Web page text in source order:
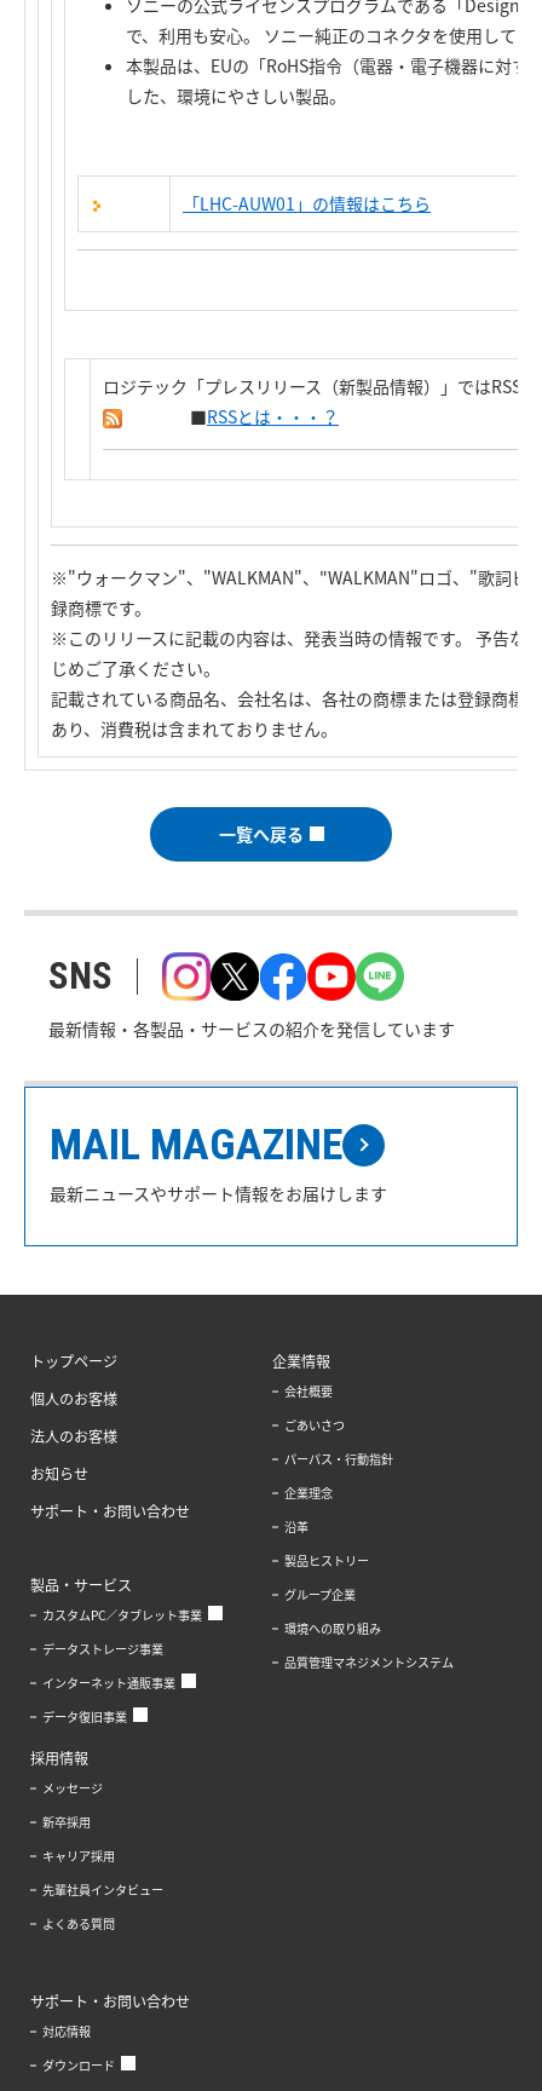
ソニーの公式ライセンスプログラムである「
で、利用も安心。 ソニー純正のコネクタを使用してい
本製品は、EUの「RoHS指令（電器・電子機器に対す
した、環境にやさしい製品。
「LHC-AUW01」の情報はこちら
ロジテック「プレスリリース（新製品情報）」ではRSS
■RSSとは・・・？
※"ウォークマン"、"WALKMAN"、"WALKMAN"ロゴ、"歌詞ピ
録商標です。
※このリリースに記載の内容は、発表当時の情報です。 予告な
じめご了承ください。
記載されている商品名、会社名は、各社の商標または登録商標
あり、消費税は含まれておりません。
一覧へ戻る
SNS
最新情報・各製品・サービスの紹介を発信しています
MAIL MAGAZINE
最新ニュースやサポート情報をお届けします
トップページ
個人のお客様
法人のお客様
お知らせ
サポート・お問い合わせ
製品・サービス
カスタムPC／タブレット事業
データストレージ事業
インターネット通販事業
データ復旧事業
企業情報
会社概要
ごあいさつ
パーパス・行動指針
企業理念
沿革
製品ヒストリー
グループ企業
環境への取り組み
品質管理マネジメントシステム
採用情報
メッセージ
新卒採用
キャリア採用
先輩社員インタビュー
よくある質問
サポート・お問い合わせ
対応情報
ダウンロード